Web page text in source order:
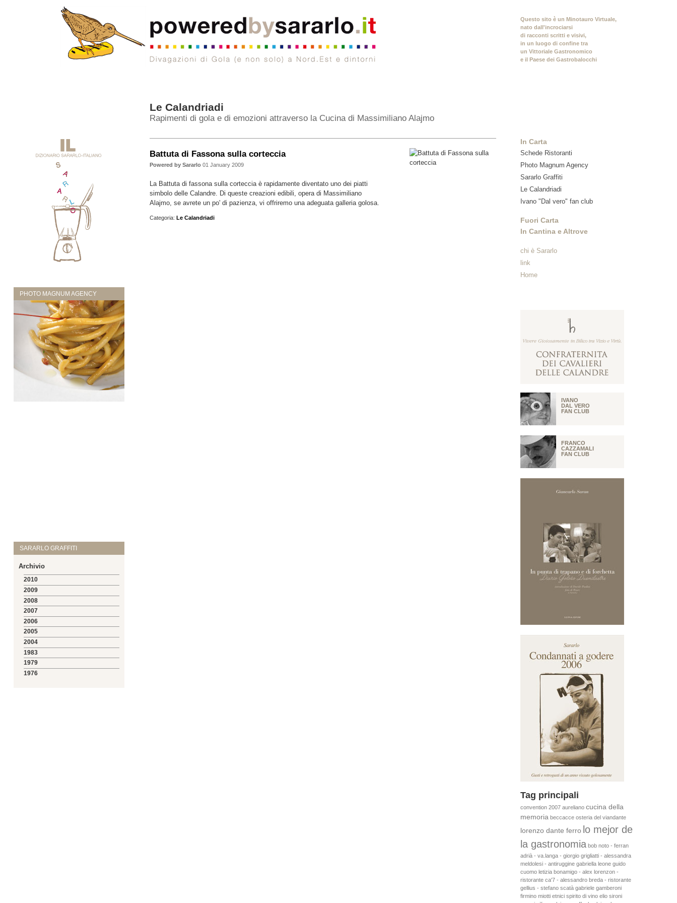
PHOTO MAGNUM AGENCY
SARARLO GRAFFITI
Archivio
2010
2009
2008
2007
2006
2005
2004
1983
1979
1976
Le Calandriadi
Rapimenti di gola e di emozioni attraverso la Cucina di Massimiliano Alajmo
Battuta di Fassona sulla corteccia
Powered by Sararlo01 January 2009
La Battuta di fassona sulla corteccia è rapidamente diventato uno dei piatti
simbolo delle Calandre. Di queste creazioni edibili, opera di Massimiliano
Alajmo, se avrete un po' di pazienza, vi offriremo una adeguata galleria golosa.
Categoria: Le Calandriadi
Questo sito è un Minotauro Virtuale,
nato dall'incrociarsi
di racconti scritti e visivi,
in un luogo di confine tra
un Vittoriale Gastronomico
e il Paese dei Gastrobalocchi
In Carta
Schede Ristoranti
Photo Magnum Agency
Sararlo Graffiti
Le Calandriadi
Ivano "Dal vero" fan club
Fuori Carta
In Cantina e Altrove
chi è Sararlo
link
Home
IVANO
DAL VERO
FAN CLUB
FRANCO
CAZZAMALI
FAN CLUB
Tag principali
convention 2007 aureliano cucina della
memoria beccacce osteria del viandante
lorenzo dante ferro lo mejor de
la gastronomia bob noto - ferran
adrià - va.langa - giorgio grigliatti - alessandra
meldolesi - antiruggine gabriella leone guido
cuomo letizia bonamigo - alex lorenzon -
ristorante ca'7 - alessandro breda - ristorante
gellius - stefano scatà gabriele gamberoni
firmino miotti etnici spirito di vino elio sironi